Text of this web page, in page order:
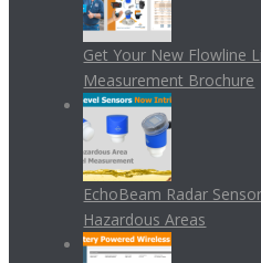
Get Your New Flowline
Measurement Brochure
EchoBeam Radar
Hazardous Areas